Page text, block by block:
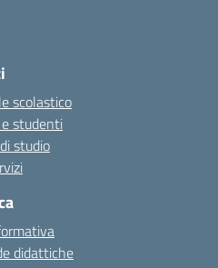
scolastico
studenti
studio
didattiche